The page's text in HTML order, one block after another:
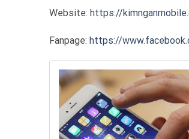
Website: https://
Fanpage: https://